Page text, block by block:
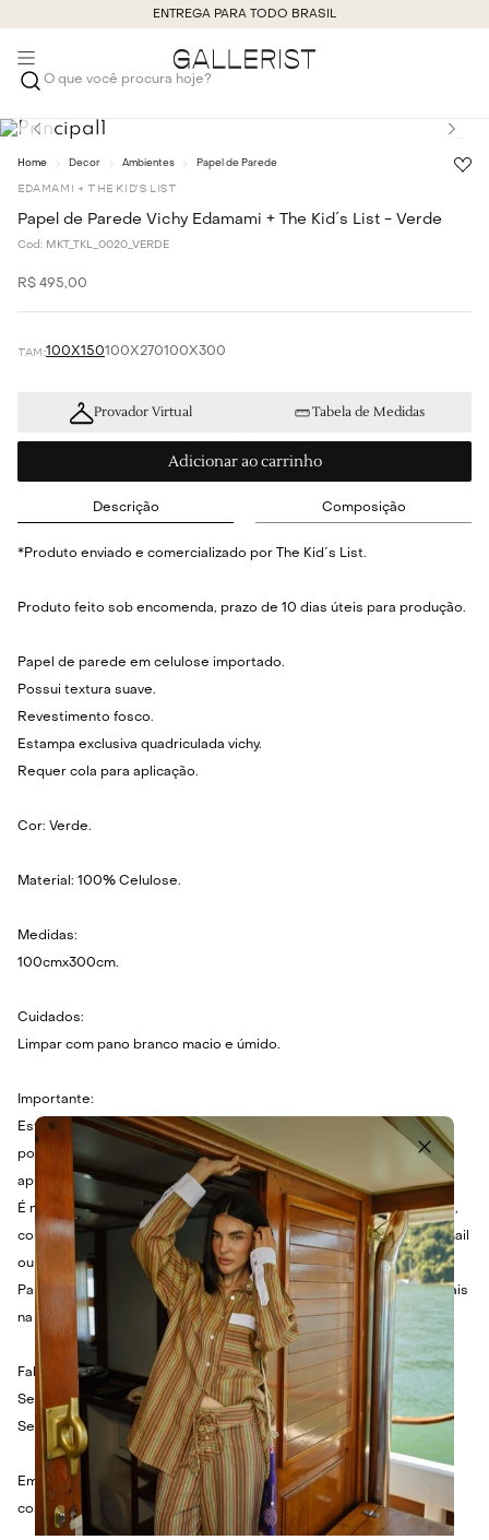
ENTREGA PARA TODO BRASIL
O que você procura hoje?
Decor Ambientes Papel de Parede
EDAMAMI + THE KID'S LIST
Papel de Parede Vichy Edamami + The Kid´s List - Verde
Cod: MKT_TKL_0020_VERDE
R$ 495,00
100X150100X270100X300
Provador Virtual Tabela de Medidas
Adicionar ao carrinho
Descrição Composição
*Produto enviado e comercializado por The Kid´s List.
Produto feito sob encomenda, prazo de 10 dias úteis para produção.
Papel de parede em celulose importado.
Possui textura suave.
Revestimento fosco.
Estampa exclusiva quadriculada vichy.
Requer cola para aplicação.
Cor: Verde.
Material: 100% Celulose.
Medidas:
100cmx300cm.
Cuidados:
Limpar com pano branco macio e úmido.
Importante:
Este produto é feito especialmente para você e não haverá
possibilidade de troca de papéis de parede aplicados que
apresentarem defeito.
É necessário que o aplicador monte a sequência antes de aplicar e,
constatando qualquer problema, nos avise imediatamente por e-mail
ou whatsapp para resolvermos o mais breve possível.
Para calcular o melhor tamanho do seu painel, considere 10cm a mais
na largura total e 10cm a mais na altura total.
Fale com a gente:
Se quiser medidas especiais.
Se quiser estampa em papel adesivo.
Em caso de dúvidas, por favor, envie e-mail para
contato@thekidslist.com.br